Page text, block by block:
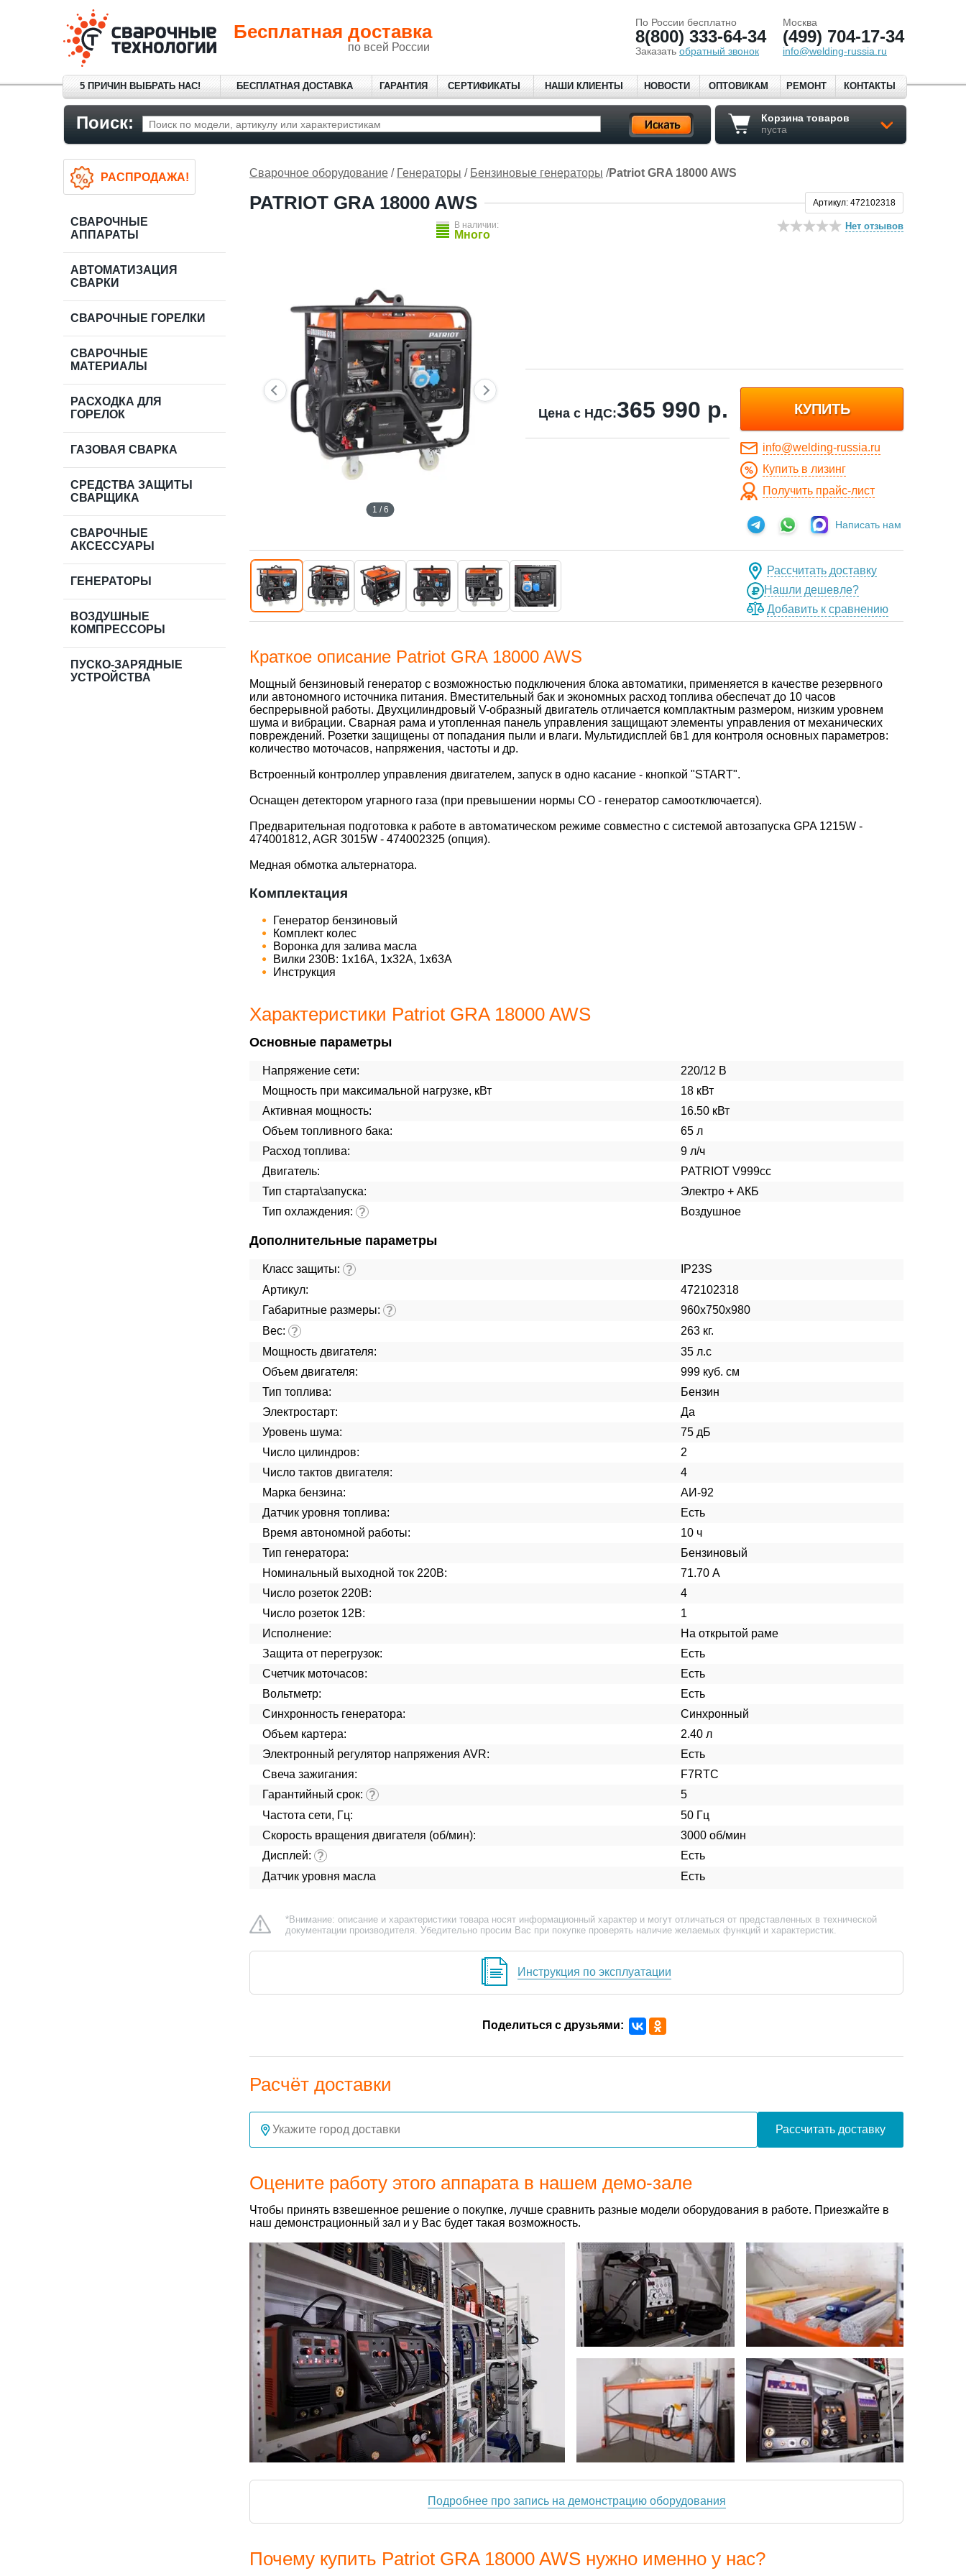
Бесплатная доставка
по всей России
По России бесплатно
8(800) 333-64-34
Заказать обратный звонок
Москва
(499) 704-17-34
info@welding-russia.ru
5 ПРИЧИН ВЫБРАТЬ НАС! БЕСПЛАТНАЯ ДОСТАВКА ГАРАНТИЯ СЕРТИФИКАТЫ НАШИ КЛИЕНТЫ НОВОСТИ ОПТОВИКАМ РЕМОНТ КОНТАКТЫ
Поиск:
Корзина товаров
пуста
Сварочное оборудование / Генераторы / Бензиновые генераторы /Patriot GRA 18000 AWS
PATRIOT GRA 18000 AWS
Нет отзывов
Артикул: 472102318
В наличии:
Много
1 / 6
Цена с НДС:365 990 р. КУПИТЬ
info@welding-russia.ru
Купить в лизинг
Получить прайс-лист
Написать нам
Рассчитать доставку
Нашли дешевле?
Добавить к сравнению
Краткое описание Patriot GRA 18000 AWS
Мощный бензиновый генератор с возможностью подключения блока автоматики, применяется в качестве резервного
или автономного источника питания. Вместительный бак и экономных расход топлива обеспечат до 10 часов
беспрерывной работы. Двухцилиндровый V-образный двигатель отличается комплактным размером, низким уровнем
шума и вибрации. Сварная рама и утопленная панель управления защищают элементы управления от механических
повреждений. Розетки защищены от попадания пыли и влаги. Мультидисплей 6в1 для контроля основных параметров:
количество моточасов, напряжения, частоты и др.
Встроенный контроллер управления двигателем, запуск в одно касание - кнопкой "START".
Оснащен детектором угарного газа (при превышении нормы CO - генератор самоотключается).
Предварительная подготовка к работе в автоматическом режиме совместно с системой автозапуска GPA 1215W -
474001812, AGR 3015W - 474002325 (опция).
Медная обмотка альтернатора.
Комплектация
Генератор бензиновый
Комплект колес
Воронка для залива масла
Вилки 230В: 1х16А, 1х32А, 1х63А
Инструкция
Характеристики Patriot GRA 18000 AWS
Основные параметры
Напряжение сети:
220/12 В
Мощность при максимальной нагрузке, кВт
18 кВт
Активная мощность:
16.50 кВт
Объем топливного бака:
65 л
Расход топлива:
9 л/ч
Двигатель:
PATRIOT V999cc
Тип старта\запуска:
Электро + АКБ
Тип охлаждения: ? Воздушное
Дополнительные параметры
Класс защиты: ?
IP23S
Артикул:
472102318
Габаритные размеры: ?
960х750х980
Вес: ?
263 кг.
Мощность двигателя:
35 л.с
Объем двигателя:
999 куб. см
Тип топлива:
Бензин
Электростарт:
Да
Уровень шума:
75 дБ
Число цилиндров:
2
Число тактов двигателя:
4
Марка бензина:
АИ-92
Датчик уровня топлива:
Есть
Время автономной работы:
10 ч
Тип генератора:
Бензиновый
Номинальный выходной ток 220В:
71.70 А
Число розеток 220В:
4
Число розеток 12В:
1
Исполнение:
На открытой раме
Защита от перегрузок:
Есть
Счетчик моточасов:
Есть
Вольтметр:
Есть
Синхронность генератора:
Синхронный
Объем картера:
2.40 л
Электронный регулятор напряжения AVR:
Есть
Свеча зажигания:
F7RTC
Гарантийный срок: ?
5
Частота сети, Гц:
50 Гц
Скорость вращения двигателя (об/мин):
3000 об/мин
Дисплей: ?
Есть
Датчик уровня масла
Есть
*Внимание: описание и характеристики товара носят информационный характер и могут отличаться от представленных в технической
документации производителя. Убедительно просим Вас при покупке проверять наличие желаемых функций и характеристик.
Инструкция по эксплуатации
Поделиться с друзьями:
Расчёт доставки
Рассчитать доставку
Оцените работу этого аппарата в нашем демо-зале
Чтобы принять взвешенное решение о покупке, лучше сравнить разные модели оборудования в работе. Приезжайте в
наш демонстрационный зал и у Вас будет такая возможность.
Подробнее про запись на демонстрацию оборудования
Почему купить Patriot GRA 18000 AWS нужно именно у нас?
РАСПРОДАЖА!
СВАРОЧНЫЕ
АППАРАТЫ
АВТОМАТИЗАЦИЯ
СВАРКИ
СВАРОЧНЫЕ ГОРЕЛКИ
СВАРОЧНЫЕ
МАТЕРИАЛЫ
РАСХОДКА ДЛЯ
ГОРЕЛОК
ГАЗОВАЯ СВАРКА
СРЕДСТВА ЗАЩИТЫ
СВАРЩИКА
СВАРОЧНЫЕ
АКСЕССУАРЫ
ГЕНЕРАТОРЫ
ВОЗДУШНЫЕ
КОМПРЕССОРЫ
ПУСКО-ЗАРЯДНЫЕ
УСТРОЙСТВА